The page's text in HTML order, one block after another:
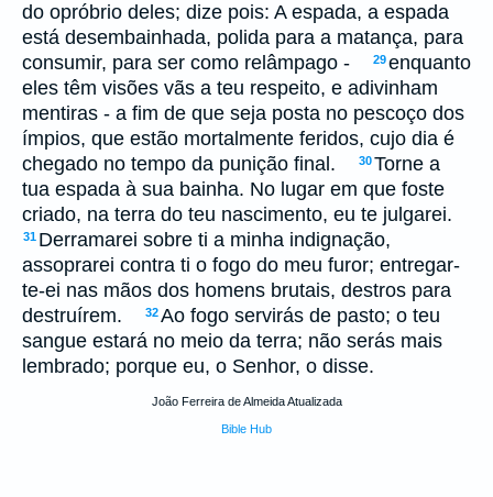
do opróbrio deles; dize pois: A espada, a espada
está desembainhada, polida para a matança, para
consumir, para ser como relâmpago -
29enquanto
eles têm visões vãs a teu respeito, e adivinham
mentiras - a fim de que seja posta no pescoço dos
ímpios, que estão mortalmente feridos, cujo dia é
chegado no tempo da punição final.
30Torne a
tua espada à sua bainha. No lugar em que foste
criado, na terra do teu nascimento, eu te julgarei.
31 Derramarei sobre ti a minha indignação,
assoprarei contra ti o fogo do meu furor; entregar-
te-ei nas mãos dos homens brutais, destros para
destruírem.
32Ao fogo servirás de pasto; o teu
sangue estará no meio da terra; não serás mais
lembrado; porque eu, o Senhor, o disse.
João Ferreira de Almeida Atualizada
Bible Hub